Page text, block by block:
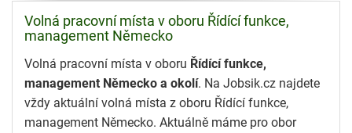
Volná pracovní místa v oboru Řídící funkce,
management Německo
Volná pracovní místa v oboru Řídící funkce,
management Německo a okolí. Na Jobsik.cz najdete
vždy aktuální volná místa z oboru Řídící funkce,
management Německo. Aktuálně máme pro obor